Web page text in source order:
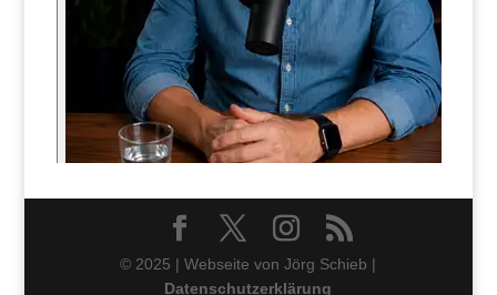
© 2025 | Webseite von Jörg Schieb |
Datenschutzerklärung